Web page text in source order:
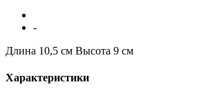
-
Длина 10,5 см Высота 9 см
Характеристики